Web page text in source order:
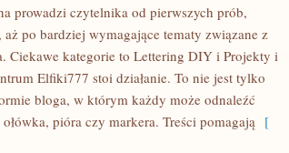
prowadzi czytelnika od pierwszych prób,
po bardziej wymagające tematy związane z
Ciekawe kategorie to Lettering DIY i Projekty i
Elfiki777 stoi działanie. To nie jest tylko
bloga, w którym każdy może odnaleźć
pióra czy markera. Treści pomagają [